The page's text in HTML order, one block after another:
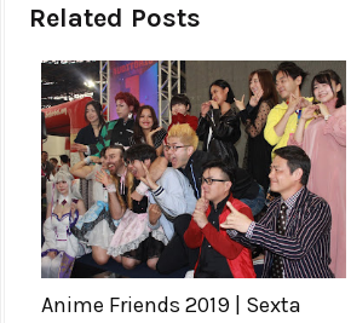
Related Posts
Anime Friends 2019 | Sexta